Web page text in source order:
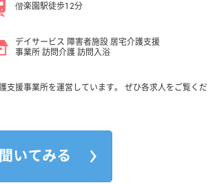
偕楽園駅徒歩12分
デイサービス 障害者施設 居宅介護支援
事業所 訪問介護 訪問入浴
支援事業所を運営しています。 ぜひ各求人をご覧くだ